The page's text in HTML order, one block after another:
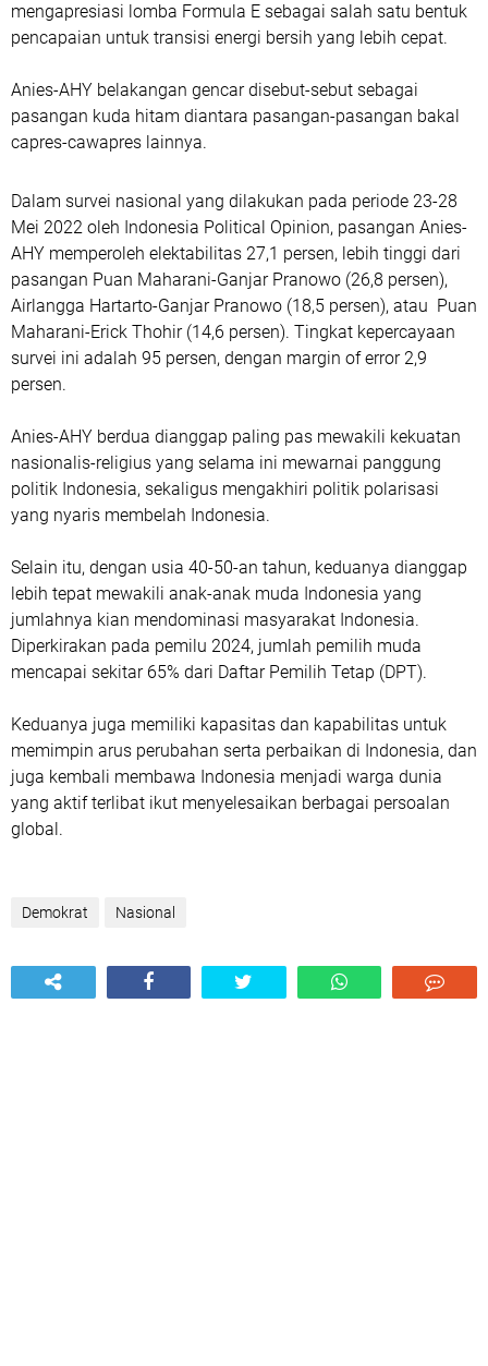
mengapresiasi lomba Formula E sebagai salah satu bentuk
pencapaian untuk transisi energi bersih yang lebih cepat.
Anies-AHY belakangan gencar disebut-sebut sebagai
pasangan kuda hitam diantara pasangan-pasangan bakal
capres-cawapres lainnya.
Dalam survei nasional yang dilakukan pada periode 23-28
Mei 2022 oleh Indonesia Political Opinion, pasangan Anies-
AHY memperoleh elektabilitas 27,1 persen, lebih tinggi dari
pasangan Puan Maharani-Ganjar Pranowo (26,8 persen),
Airlangga Hartarto-Ganjar Pranowo (18,5 persen), atau Puan
Maharani-Erick Thohir (14,6 persen). Tingkat kepercayaan
survei ini adalah 95 persen, dengan margin of error 2,9
persen.
Anies-AHY berdua dianggap paling pas mewakili kekuatan
nasionalis-religius yang selama ini mewarnai panggung
politik Indonesia, sekaligus mengakhiri politik polarisasi
yang nyaris membelah Indonesia.
Selain itu, dengan usia 40-50-an tahun, keduanya dianggap
lebih tepat mewakili anak-anak muda Indonesia yang
jumlahnya kian mendominasi masyarakat Indonesia.
Diperkirakan pada pemilu 2024, jumlah pemilih muda
mencapai sekitar 65% dari Daftar Pemilih Tetap (DPT).
Keduanya juga memiliki kapasitas dan kapabilitas untuk
memimpin arus perubahan serta perbaikan di Indonesia, dan
juga kembali membawa Indonesia menjadi warga dunia
yang aktif terlibat ikut menyelesaikan berbagai persoalan
global.
Demokrat Nasional